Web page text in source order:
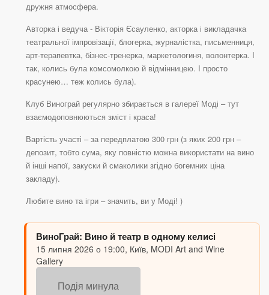
дружня атмосфера.
Авторка і ведуча - Вікторія Єсауленко, акторка і викладачка
театральної імпровізації, блогерка, журналістка, письменниця,
арт-терапевтка, бізнес-тренерка, маркетологиня, волонтерка. І
так, колись була комсомолкою й відмінницею. І просто
красунею… теж колись була).
Клуб Винограй регулярно збирається в галереї Моді – тут
взаємодоповнюються зміст і краса!
Вартість участі – за передплатою 300 грн (з яких 200 грн –
депозит, тобто сума, яку повністю можна використати на вино
й інші напої, закуски й смаколики згідно богемних ціна
закладу).
Любите вино та ігри – значить, ви у Моді! )
ВиноГрай: Вино й театр в одному келисі
15 липня 2026 о 19:00, Київ, MODI Art and Wine
Gallery
Подія минула